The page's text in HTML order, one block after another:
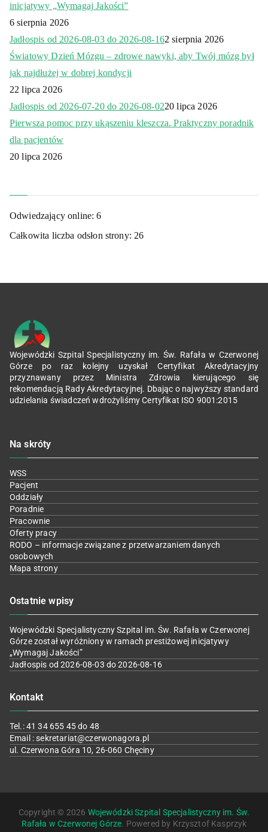
inicjatywy „Wymagaj Jakości”
6 sierpnia 2026
Jadłospis od 2026-08-03 do 2026-08-162 sierpnia 2026
Światowy Dzień Mózgu – zdrowe nawyki, aby Twój mózg był
jak najdłużej w dobrej kondycji
22 lipca 2026
Jadłospis od 2026-07-20 do 2026-08-0220 lipca 2026
Pierwsza pomoc przy ukąszeniu kleszcza. Praktyczny poradnik
dla pacjentów
20 lipca 2026
Odwiedzający online:6
Całkowita liczba odsłon strony: 26
Wojewódzki Szpital Specjalistyczny im. Św. Rafała w Czerwonej
Górze po raz kolejny uzyskał Certyfikat Akredytacyjny
przyznawany przez Ministra Zdrowia kierującego się
rekomendacją Rady Akredytacyjnej. Dbając o najwyższy standard
udzielania świadczeń wdrożyliśmy Certyfikat ISO 9001:2015
Na skróty
WSS
Pacjent
Oddziały
Poradnie
Pracownie
Oferty pracy
RODO – informacje związane z przetwarzaniem danych
osobowych
Mapa strony
Ostatnie wpisy
Wojewódzki Specjalistyczny Szpital im. Św. Rafała w Czerwonej
Górze został wyróżniony w ramach prestiżowej inicjatywy
„Wymagaj Jakości”
Jadłospis od 2026-08-03 do 2026-08-16
Kontakt
Tel.: 41 34 655 45 do 48
Email : sekretariat@czerwonagora.pl
ul. Czerwona Góra 10, 26-060 Chęciny
Copyright © 2026 Wojewódzki Szpital Specjalistyczny im. Św.
Rafała w Czerwonej Górze. Powered by Krzysztof Kasprzyk